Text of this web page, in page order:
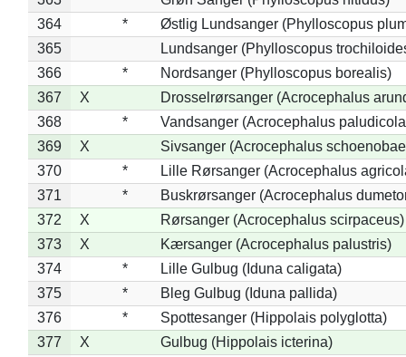
364
*
Østlig Lundsanger (Phylloscopus
365
Lundsanger (Phylloscopus
366
*
Nordsanger (Phylloscopus borealis)
367
X
Drosselrørsanger (Acrocephalus
368
*
Vandsanger (Acrocephalus
369
X
Sivsanger (Acrocephalus
370
*
Lille Rørsanger (Acrocephalus
371
*
Buskrørsanger (Acrocephalus
372
X
Rørsanger (Acrocephalus scirpaceus)
373
X
Kærsanger (Acrocephalus palustris)
374
*
Lille Gulbug (Iduna caligata)
375
*
Bleg Gulbug (Iduna pallida)
376
*
Spottesanger (Hippolais polyglotta)
377
X
Gulbug (Hippolais icterina)